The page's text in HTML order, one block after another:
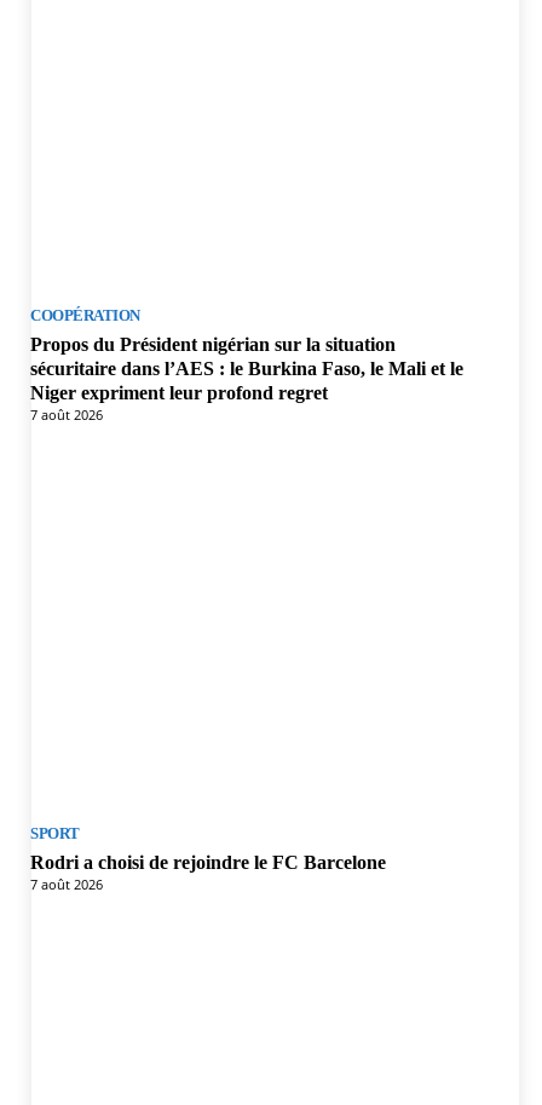
COOPÉRATION
Propos du Président nigérian sur la situation
sécuritaire dans l’AES : le Burkina Faso, le Mali et le
Niger expriment leur profond regret
7 août 2026
SPORT
Rodri a choisi de rejoindre le FC Barcelone
7 août 2026